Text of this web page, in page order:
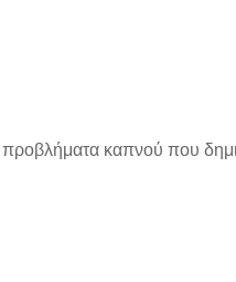
προβλήματα καπνού που